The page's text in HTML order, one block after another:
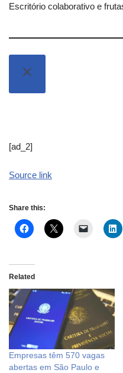
Escritório colaborativo e
[ad_2]
Source link
Share this:
Related
Empresas têm 570 vagas
abertas em São Paulo e